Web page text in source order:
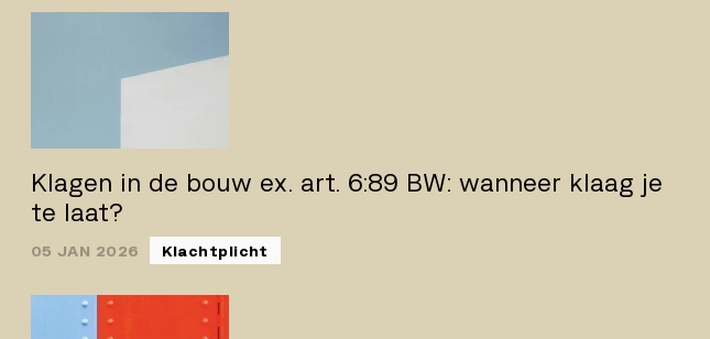
Klagen in de bouw ex. art. 6:89 BW: wanneer klaag je
te laat?
05 JAN 2026 Klachtplicht